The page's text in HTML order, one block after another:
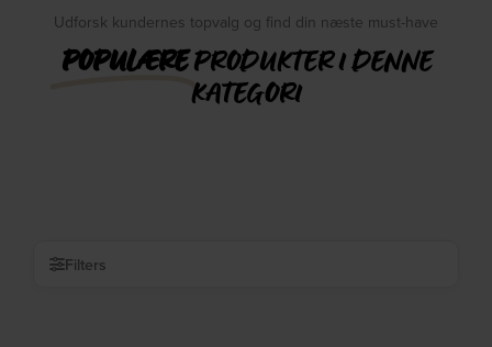
Udforsk kundernes topvalg og find din næste must-have
POPULÆREPRODUKTER I DENNE
KATEGORI
Filters